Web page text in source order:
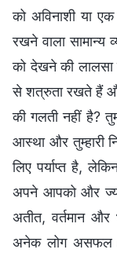
को अविनाशी या
रखने वाला सामान्य
को देखने की
से शत्रुता रखते हैं
की गलती नहीं है?
आस्था और तुम्हारी
लिए पर्याप्त है,
अपने आपको और
अतीत, वर्तमान
अनेक लोग असफल